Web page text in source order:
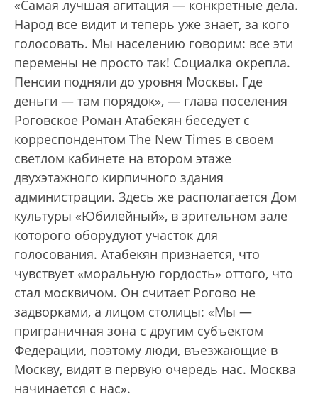
«Самая лучшая агитация — конкретные дела.
Народ все видит и теперь уже знает, за кого
голосовать. Мы населению говорим: все эти
перемены не просто так! Социалка окрепла.
Пенсии подняли до уровня Москвы. Где
деньги — там порядок», — глава поселения
Роговское Роман Атабекян беседует с
корреспондентом The New Times в своем
светлом кабинете на втором этаже
двухэтажного кирпичного здания
администрации. Здесь же располагается Дом
культуры «Юбилейный», в зрительном зале
которого оборудуют участок для
голосования. Атабекян признается, что
чувствует «моральную гордость» оттого, что
стал москвичом. Он считает Рогово не
задворками, а лицом столицы: «Мы —
приграничная зона с другим субъектом
Федерации, поэтому люди, въезжающие в
Москву, видят в первую очередь нас. Москва
начинается с нас».